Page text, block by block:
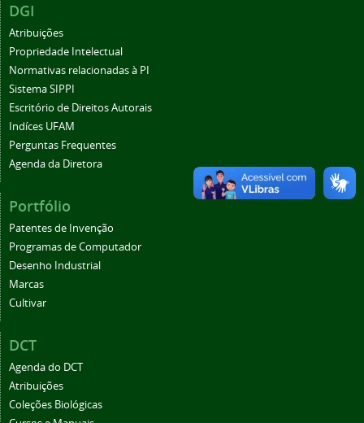
DGI
Atribuições
Propriedade Intelectual
Normativas relacionadas à PI
Sistema SIPPI
Escritório de Direitos Autorais
Indíces UFAM
Perguntas Frequentes
Agenda da Diretora
Portfólio
Patentes de Invenção
Programas de Computador
Desenho Industrial
Marcas
Cultivar
DCT
Agenda do DCT
Atribuições
Coleções Biológicas